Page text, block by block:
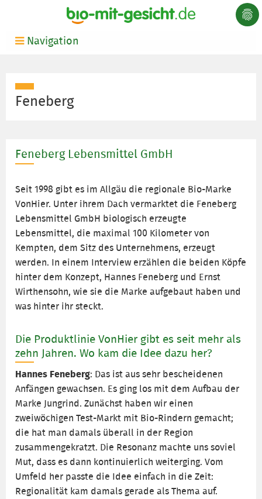
Navigation
Feneberg
Feneberg Lebensmittel GmbH
Seit 1998 gibt es im Allgäu die regionale Bio-Marke
VonHier. Unter ihrem Dach vermarktet die Feneberg
Lebensmittel GmbH biologisch erzeugte
Lebensmittel, die maximal 100 Kilometer von
Kempten, dem Sitz des Unternehmens, erzeugt
werden. In einem Interview erzählen die beiden Köpfe
hinter dem Konzept, Hannes Feneberg und Ernst
Wirthensohn, wie sie die Marke aufgebaut haben und
was hinter ihr steckt.
Die Produktlinie VonHier gibt es seit mehr als
zehn Jahren. Wo kam die Idee dazu her?
Hannes Feneberg: Das ist aus sehr bescheidenen
Anfängen gewachsen. Es ging los mit dem Aufbau der
Marke Jungrind. Zunächst haben wir einen
zweiwöchigen Test-Markt mit Bio-Rindern gemacht;
die hat man damals überall in der Region
zusammengekratzt. Die Resonanz machte uns soviel
Mut, dass es dann kontinuierlich weiterging. Vom
Umfeld her passte die Idee einfach in die Zeit:
Regionalität kam damals gerade als Thema auf.